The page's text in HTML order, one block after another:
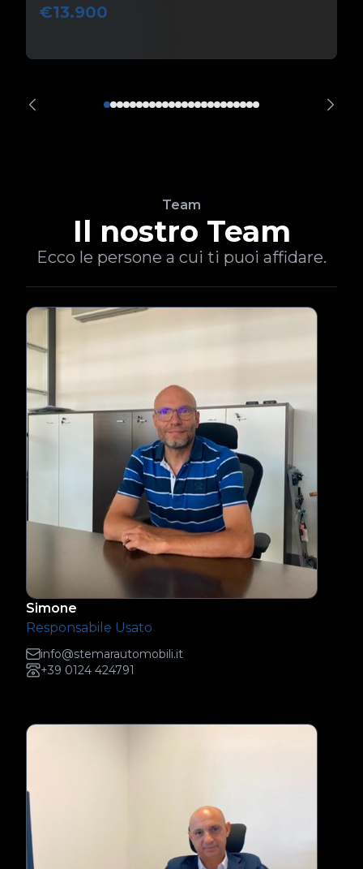
€13.900
Team
Il nostro Team
Ecco le persone a cui ti puoi affidare.
Simone
Responsabile Usato
info@stemarautomobili.it
+39 0124 424791